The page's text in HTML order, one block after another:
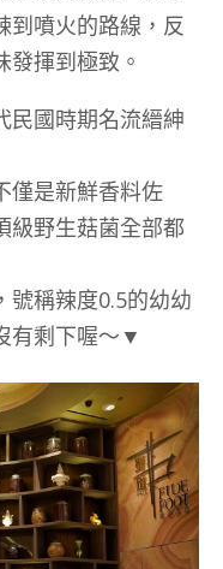
到噴火的路線，反
揮到極致。
民國時期名流縉紳
僅是新鮮香料佐
級野生菇菌全部都
號稱辣度0.5的幼幼
有剩下喔～▼